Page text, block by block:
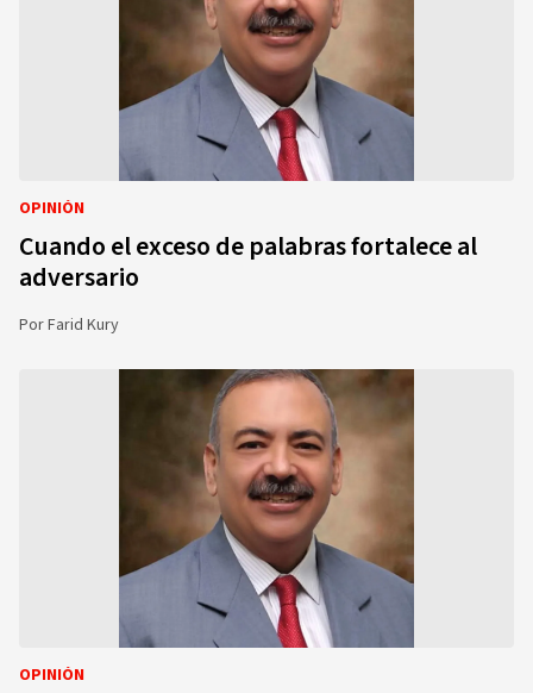
OPINIÓN
Cuando el exceso de palabras fortalece al
adversario
PorFarid Kury
OPINIÓN